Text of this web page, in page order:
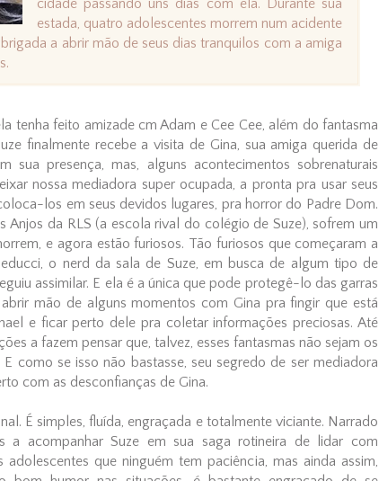
estada, quatro adolescentes morrem num acidente
a abrir mão de seus dias tranquilos com a amiga
tenha feito amizade cm Adam e Cee Cee, além do fantasma
finalmente recebe a visita de Gina, sua amiga querida de
presença, mas, alguns acontecimentos sobrenaturais
nossa mediadora super ocupada, a pronta pra usar seus
los em seus devidos lugares, pra horror do Padre Dom.
Anjos da RLS (a escola rival do colégio de Suze), sofrem um
e agora estão furiosos. Tão furiosos que começaram a
o nerd da sala de Suze, em busca de algum tipo de
assimilar. E ela é a única que pode protegê-lo das garras
mão de alguns momentos com Gina pra fingir que está
e ficar perto dele pra coletar informações preciosas. Até
a fazem pensar que, talvez, esses fantasmas não sejam os
como se isso não bastasse, seu segredo de ser mediadora
com as desconfianças de Gina.
É simples, fluída, engraçada e totalmente viciante. Narrado
a acompanhar Suze em sua saga rotineira de lidar com
que ninguém tem paciência, mas ainda assim,